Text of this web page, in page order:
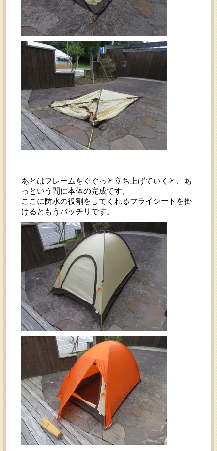
あとはフレームをぐぐっと立ち上げていくと、あ
っという間に本体の完成です。
ここに防水の役割をしてくれるフライシートを掛
けるともうバッチリです。